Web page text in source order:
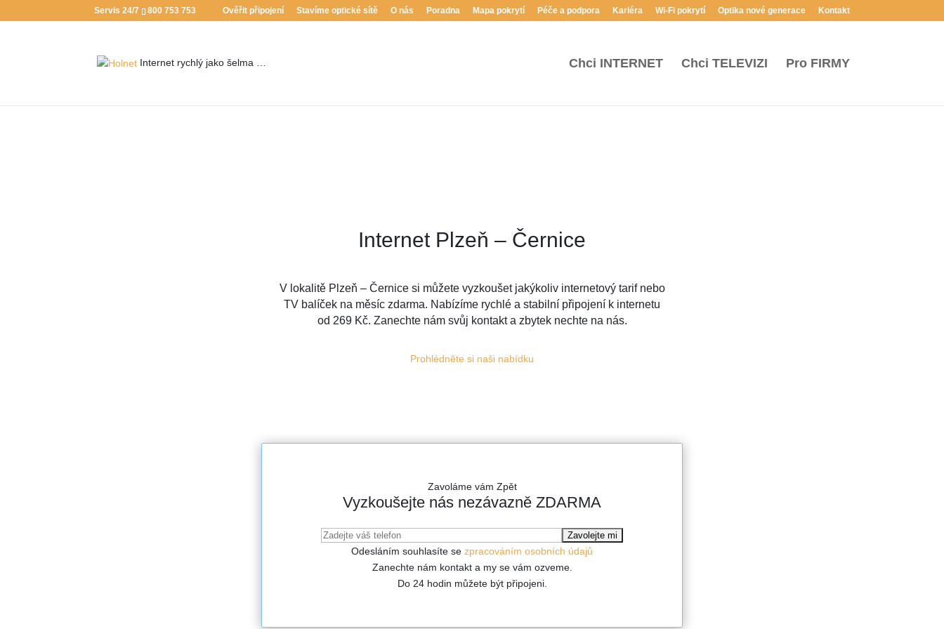
Servis 24/7 800 753 753 Ověřit připojení Stavíme optické sítě O nás Poradna Mapa pokrytí Péče a podpora Kariéra Wi-Fi pokrytí Optika nové generace Kontakt
Internet rychlý jakošelma … Chci INTERNET Chci TELEVIZI Pro FIRMY
Internet Plzeň – Černice
V lokalitě Plzeň – Černice si můžete vyzkoušet jakýkoliv internetový tarif nebo
TV balíček na měsíc zdarma. Nabízíme rychlé a stabilní připojení k internetu
od 269 Kč. Zanechte nám svůj kontakt a zbytek nechte na nás.
Prohlédněte si naši nabídku
Zavoláme vám Zpět
Vyzkoušejte nás nezávazně ZDARMA
Odesláním souhlasíte se zpracováním osobních údajů
Zanechte nám kontakt a my se vám ozveme.
Do 24 hodin můžete být připojeni.